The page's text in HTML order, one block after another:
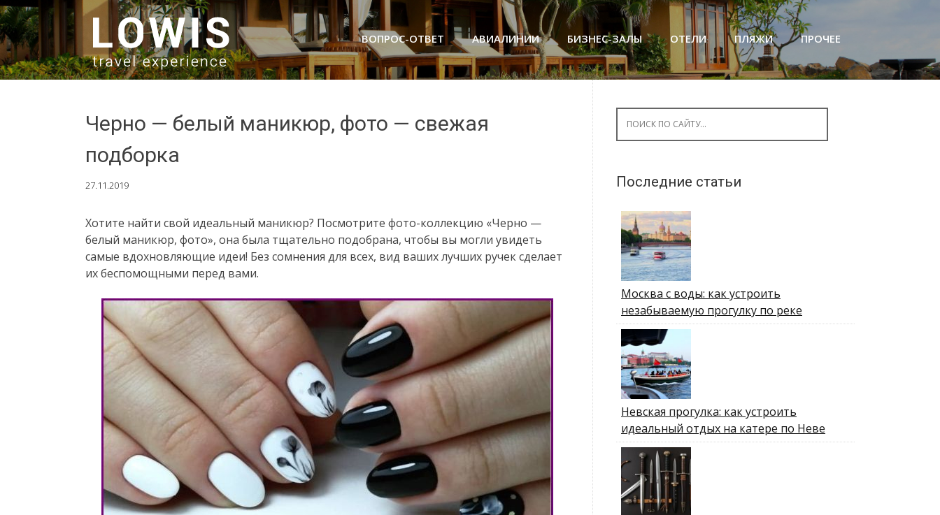
SKIP TO CONTENT ПРОЧЕЕ
ПЛЯЖИ
ОТЕЛИ
БИЗНЕС-ЗАЛЫ
АВИАЛИНИИ
ВОПРОС-ОТВЕТ
Черно — белый маникюр, фото — свежая
подборка
27.11.2019
Хотите найти свой идеальный маникюр? Посмотрите фото-коллекцию «Черно —
белый маникюр, фото», она была тщательно подобрана, чтобы вы могли увидеть
самые вдохновляющие идеи! Без сомнения для всех, вид ваших лучших ручек сделает
их беспомощными перед вами.
Последние статьи
Москва с воды: как устроить
незабываемую прогулку по реке
Невская прогулка: как устроить
идеальный отдых на катере по Неве